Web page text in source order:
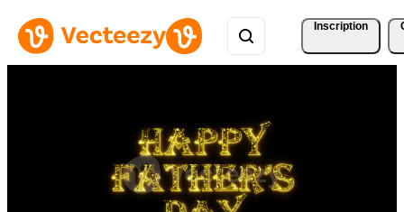
Inscription